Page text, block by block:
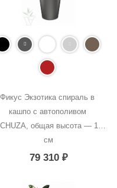
Фикус Экзотика спираль в
кашпо с автополивом
общая высота — 180
см
79 310 ₽